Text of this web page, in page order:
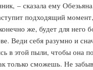
– сказала ему
подходящий
же, будет для
Веди себя разумно и
в этой пыли, чтобы она
только сможешь. Не